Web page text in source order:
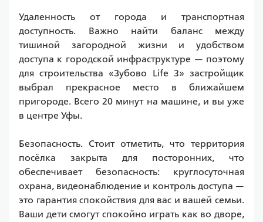
Удаленность от города и транспортная
доступность. Важно найти баланс между
тишиной загородной жизни и удобством
доступа к городской инфраструктуре — поэтому
для строительства «Зубово Life 3» застройщик
выбрал прекрасное место в ближайшем
пригороде. Всего 20 минут на машине, и вы уже
в центре Уфы.
Безопасность. Стоит отметить, что территория
посёлка закрыта для посторонних, что
обеспечивает безопасность: круглосуточная
охрана, видеонаблюдение и контроль доступа —
это гарантия спокойствия для вас и вашей семьи.
Ваши дети смогут спокойно играть как во дворе,